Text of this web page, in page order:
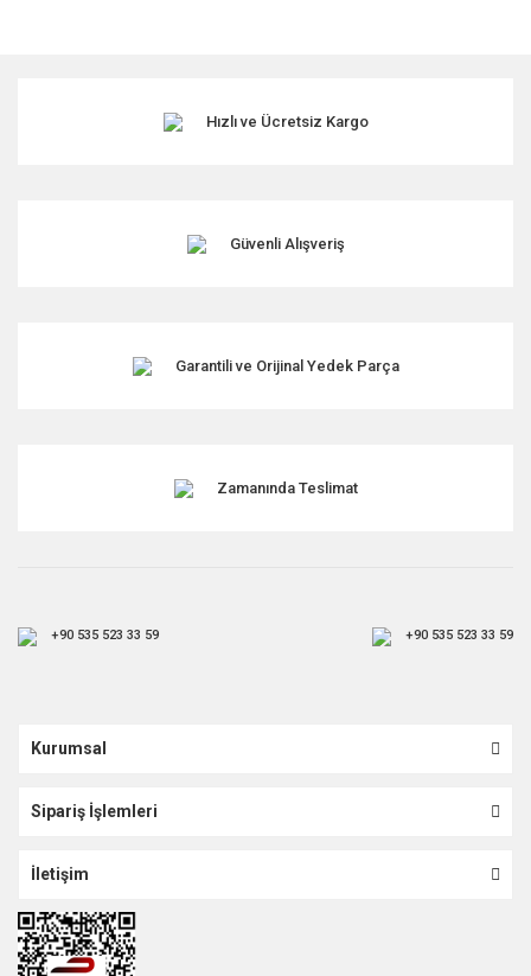
Ürün resmi kalitesiz, bozuk veya görüntülenemiyor.
Ürün fiyatı diğer sitelerden daha pahalı.
Hızlı ve Ücretsiz Kargo
Güvenli Alışveriş
Garantili ve Orijinal Yedek Parça
Zamanında Teslimat
+90 535 523 33 59 +90 535 523 33 59
Kurumsal
Sipariş İşlemleri
İletişim